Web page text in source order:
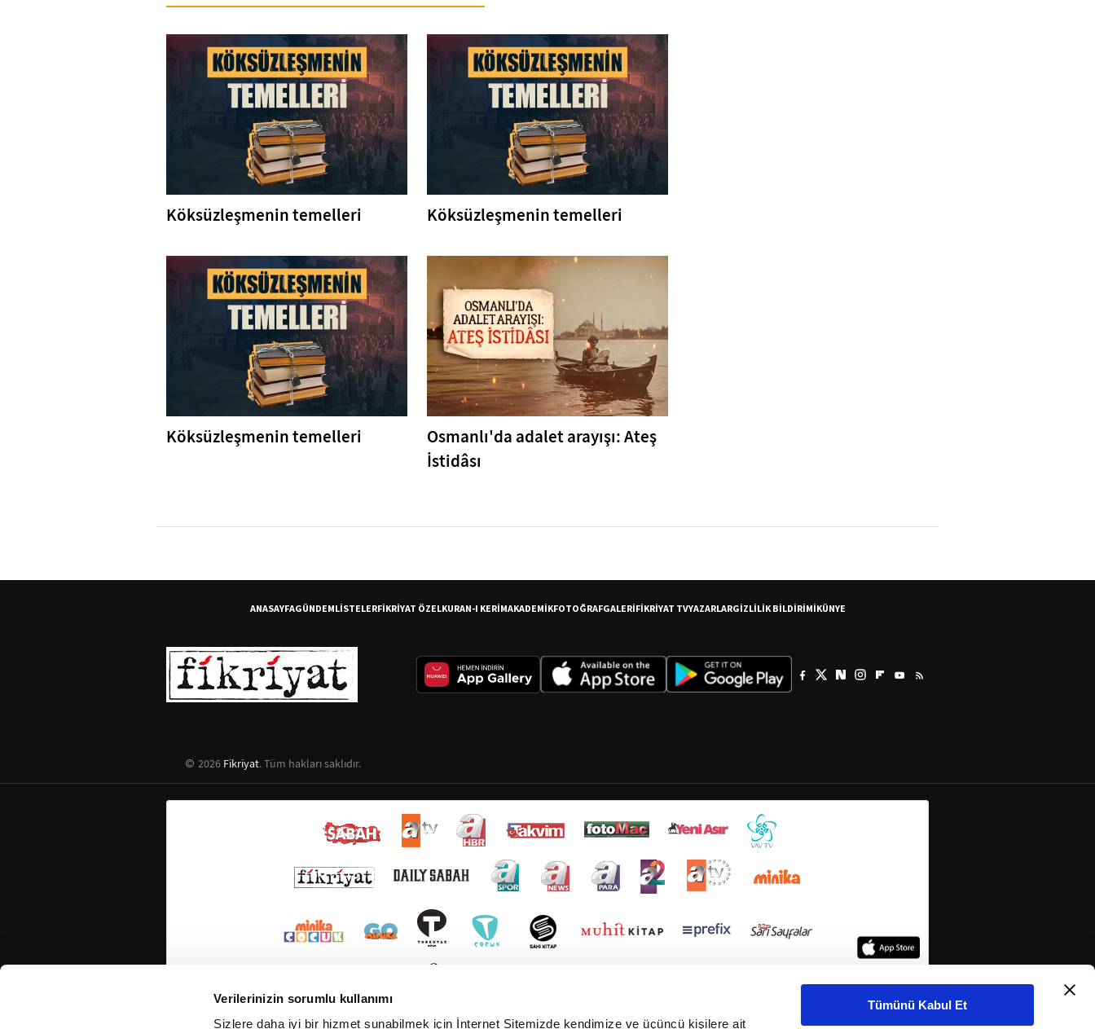
Verilerinizin sorumlu kullanımı
Sizlere daha iyi bir hizmet sunabilmek için İnternet Sitemizde kendimize ve üçüncü kişilere ait
Tümünü Kabul Et
Köksüzleşmenin temelleri Köksüzleşmenin temelleri
Köksüzleşmenin temelleri
Osmanlı'da adalet arayışı: Ateş
İstidâsı
ANASAYFAGÜNDEMLİSTELERFİKRİYAT ÖZELKURAN-I KERİMAKADEMİKFOTOĞRAFGALERİFİKRİYAT TVYAZARLARGİZLİLİK BİLDİRİMİKÜNYE
2026 Fikriyat. Tüm hakları saklıdır.